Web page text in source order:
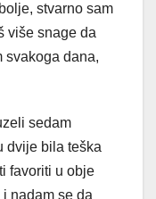
stvarno sam
više snage da
svakoga dana,
sedam
dvije bila teška
favoriti u obje
nadam se da